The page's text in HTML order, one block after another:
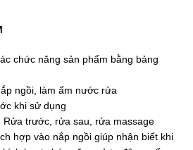
chức năng sản phẩm bằng bảng
ngồi, làm ấm nước rửa
khi sử dụng
Rửa trước, rửa sau, rửa massage
hợp vào nắp ngồi giúp nhận biết khi